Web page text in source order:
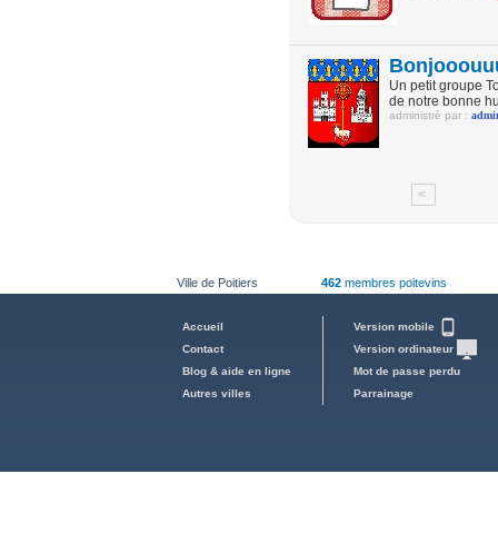
Un petit groupe
de notre bonne
administré par :
<
Ville de Poitiers 462membres poitevins
Accueil
Contact
Blog & aide en ligne
Autres villes
Version mobile
Version ordinateur
Mot de passe perdu
Parrainage